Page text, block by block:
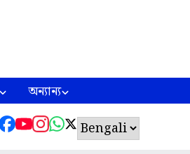
অন্যান্য